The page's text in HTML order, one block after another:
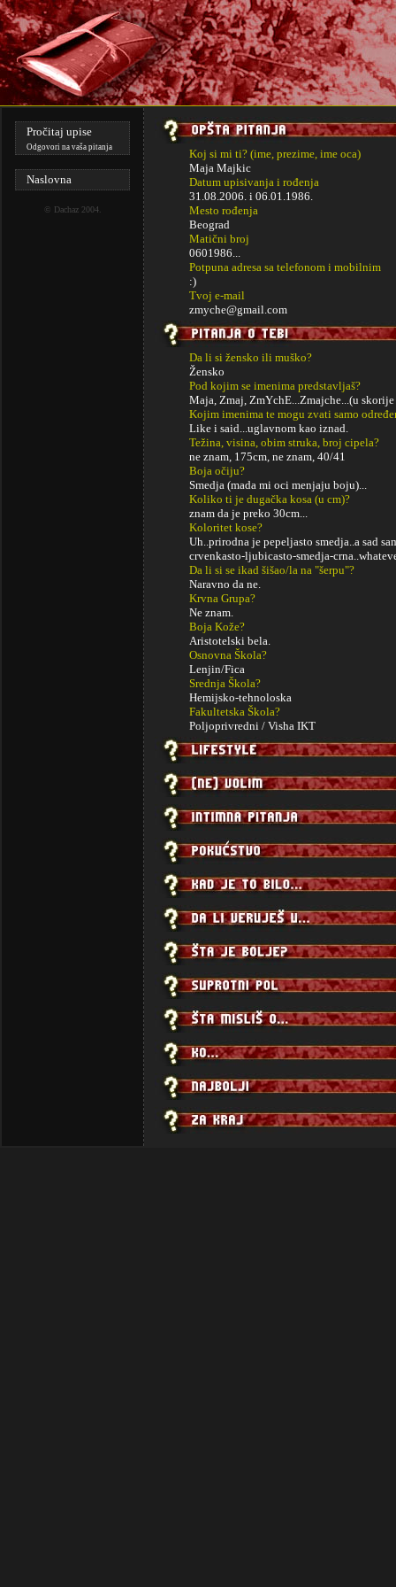
Pročitaj upise
Odgovori na vaša pitanja
Naslovna
© Dachaz2004.
Koj si mi ti? (ime, prezime, ime oca)
Maja Majkic
Datum upisivanja i rođenja
31.08.2006. i 06.01.1986.
Mesto rođenja
Beograd
Matični broj
0601986...
Potpuna adresa sa telefonom i mobilnim
:)
Tvoj e-mail
zmyche@gmail.com
Da li si žensko ili muško?
Žensko
Pod kojim se imenima predstavljaš?
Maja, Zmaj, ZmYchE...Zmajche...(u
Kojim imenima te mogu zvati samo
Like i said...uglavnom kao iznad.
Težina, visina, obim struka, broj cipela?
ne znam, 175cm, ne znam, 40/41
Boja očiju?
Smedja (mada mi oci menjaju boju)...
Koliko ti je dugačka kosa (u cm)?
znam da je preko 30cm...
Koloritet kose?
Uh..prirodna je pepeljasto smedja..a sad
crvenkasto-ljubicasto-smedja-
Da li si se ikad šišao/la na "šerpu"?
Naravno da ne.
Krvna Grupa?
Ne znam.
Boja Kože?
Aristotelski bela.
Osnovna Škola?
Lenjin/Fica
Srednja Škola?
Hemijsko-tehnoloska
Fakultetska Škola?
Poljoprivredni / Visha IKT